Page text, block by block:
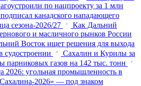
по нацпроекту за 1 млн
канадского нападающего
сезона-2026/27
Как Дальний
и масличного рынков России
Восток ищет решения для выхода
судостроении
Сахалин и Курилы за
парниковых газов на 142 тыс. тонн
2026: угольная промышленность в
2026» — под знаком